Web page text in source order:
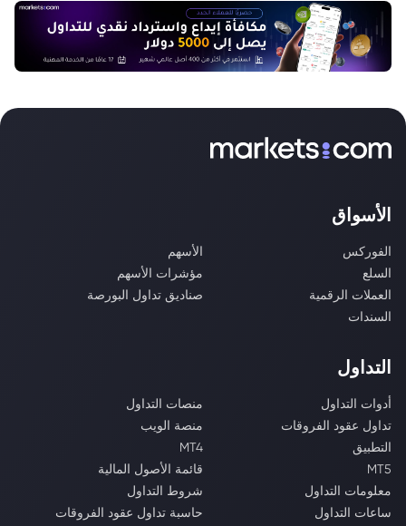
الأسواق
الفوركس
الأسهم
السلع
مؤشرات الأسهم
العملات الرقمية
صناديق تداول البورصة
السندات
التداول
أدوات التداول
منصات التداول
تداول عقود الفروقات
منصة الويب
التطبيق
MT4
MT5
قائمة الأصول المالية
معلومات التداول
شروط التداول
ساعات التداول
حاسبة تداول عقود الفروقات